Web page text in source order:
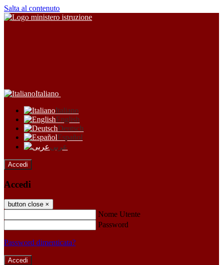
Salta al contenuto
Italiano
Italiano
English
Deutsch
Español
عربى
Accedi
Accedi
button close ×
Nome Utente
Password
Password dimenticata?